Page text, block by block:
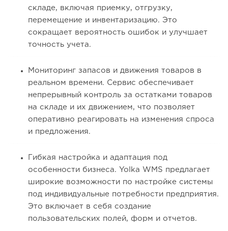
складе, включая приемку, отгрузку,
перемещение и инвентаризацию. Это
сокращает вероятность ошибок и улучшает
точность учета.
Мониторинг запасов и движения товаров в
реальном времени. Сервис обеспечивает
непрерывный контроль за остатками товаров
на складе и их движением, что позволяет
оперативно реагировать на изменения спроса
и предложения.
Гибкая настройка и адаптация под
особенности бизнеса. Yolka WMS предлагает
широкие возможности по настройке системы
под индивидуальные потребности предприятия.
Это включает в себя создание
пользовательских полей, форм и отчетов.